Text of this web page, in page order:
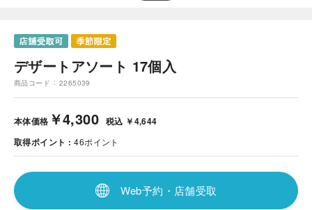
デザートアソート 17個入
商品コード 2265039
本体価格 ￥4,300 税込 ￥4,644
取得ポイント
46ポイント
Web予約・店舗受取